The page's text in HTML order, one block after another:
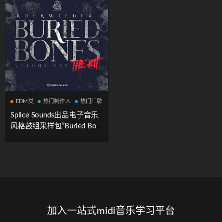
EDM类 热门制作人 热门厂牌
Splice Sounds出品电子音乐
风格鼓组采样包”Buried Bon
加入一站式midi音乐学习平台